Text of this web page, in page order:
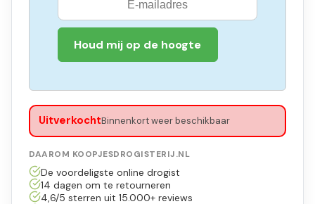
Houd mij op de hoogte
UitverkochtBinnenkort weer beschikbaar
DAAROM KOOPJESDROGISTERIJ.NL
De voordeligste online drogist
14 dagen om te retourneren
4,6/5 sterren uit 15.000+ reviews